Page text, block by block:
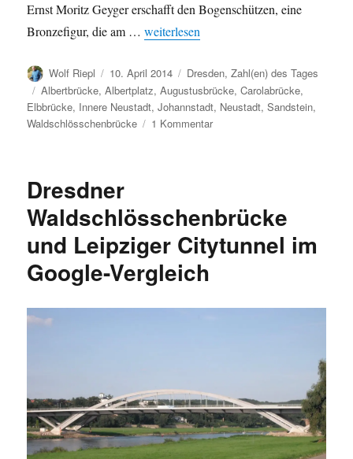
Ernst Moritz Geyger erschafft den Bogenschützen, eine
Bronzefigur, die am …„Die Albertbrücke in Zahlen“
weiterlesen
Autor
Wolf Riepl
Veröffentlicht
am
10. April 2014 Kategorien
Dresden,Zahl(en) des Tages
Schlagwörter
Albertbrücke,Albertplatz,Augustusbrücke,Carolabrücke,
Elbbrücke, Innere Neustadt,Johannstadt, Neustadt,Sandstein,
Waldschlösschenbrücke
1 Kommentarzu
Dresdner
Waldschlösschenbrücke
und Leipziger Citytunnel im
Google-Vergleich